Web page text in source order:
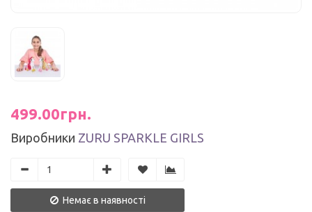
499.00грн.
Виробники ZURU SPARKLE GIRLS
Немає в наявності